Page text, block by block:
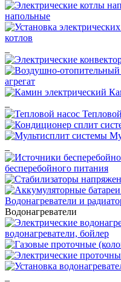
напольные
котлов
агрегат
бесперебойного питания
Водонагреватели и
Водонагреватели
водонагреватели, бойлер